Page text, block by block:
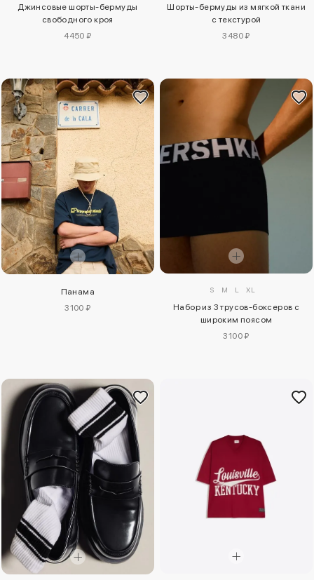
Джинсовые шорты-бермуды
свободного кроя
4450 ₽
Шорты-бермуды из мягкой ткани
с текстурой
3480 ₽
Панама
3100 ₽
S M L XL
Набор из 3 трусов-боксеров с
широким поясом
3100 ₽